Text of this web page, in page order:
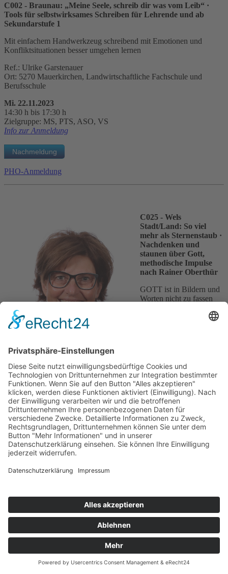
C002 - Braunau: „Meine Seele, schreib dir was vom Leib“ ·
Tools für selbstwirksames Schreiben für Lehrende und ab
Sekundarstufe 1
Mit einfachem Handwerkzeug schreibend mit Emotionen und
Konfliktsituationen besser umgehen lernen
Ref.: Ulrike Garstenauer
Ort: 5270 Mauerkirchen, Landwirtschaftliche Fachschule und
Berufsschule
Mi. 22.11.2023
14:30 h bis 17:30 h
Zielgruppe: MS, PTS, ASO, VS
Info zur Anmeldung
PHO-Anmeldung
C025 - Wels
Stadt/Land: So viel
mehr als Sternenstaub ·
Nachdenken und
staunen über Gott,
methodische Impulse
nach Rainer Oberthür
GOTT ist in Bildern und
Worten nicht zu fassen
verborgen da. Die Frage
aus einer Unterrichtsreihe
zum Kinderbuch „So viel mehr als Sternenstaub“ von Rainer
Oberthür stehen im Mittelpunkt und werden ergänzt durch bewährte
Zugänge aus der Praxis.
Bezug zum neuen Lehrplan 2020!
Ref.: Elke Gutenberger
Ort: 4600 Wels, VS 4 Wels/Pernau
Mi. 6.12.2023
15:30 h bis 18:30 h
Info zur Anmeldung
ABGESAGT
Philosophieren mit